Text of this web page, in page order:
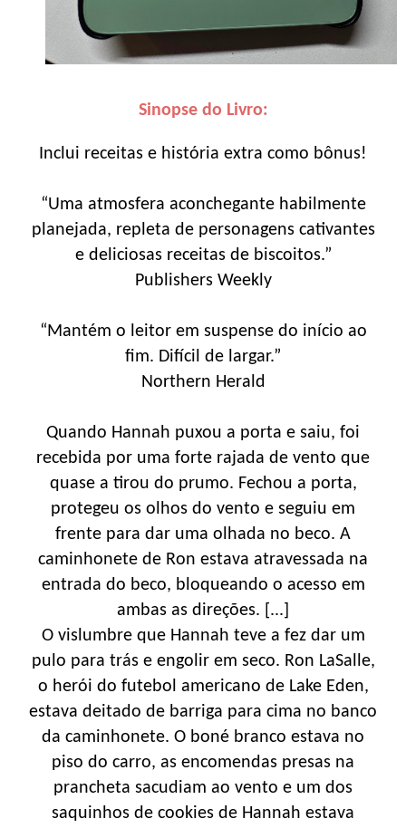
Sinopse do Livro:
Inclui receitas e história extra como bônus!
“Uma atmosfera aconchegante habilmente
planejada, repleta de personagens cativantes
e deliciosas receitas de biscoitos.”
Publishers Weekly
“Mantém o leitor em suspense do início ao
fim. Difícil de largar.”
Northern Herald
Quando Hannah puxou a porta e saiu, foi
recebida por uma forte rajada de vento que
quase a tirou do prumo. Fechou a porta,
protegeu os olhos do vento e seguiu em
frente para dar uma olhada no beco. A
caminhonete de Ron estava atravessada na
entrada do beco, bloqueando o acesso em
ambas as direções. [...]
O vislumbre que Hannah teve a fez dar um
pulo para trás e engolir em seco. Ron LaSalle,
o herói do futebol americano de Lake Eden,
estava deitado de barriga para cima no banco
da caminhonete. O boné branco estava no
piso do carro, as encomendas presas na
prancheta sacudiam ao vento e um dos
saquinhos de cookies de Hannah estava